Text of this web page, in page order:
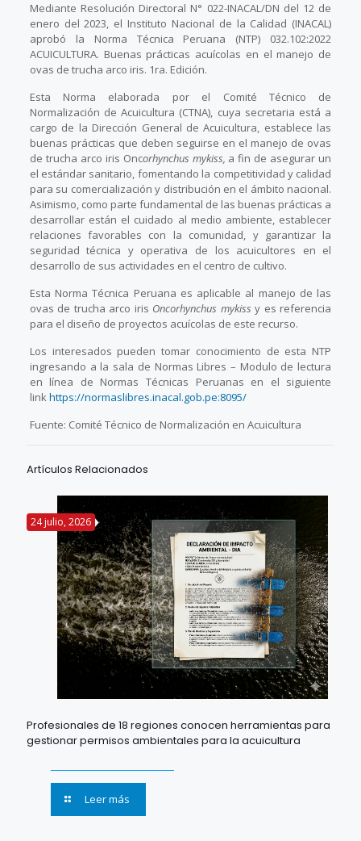
Mediante Resolución Directoral N° 022-INACAL/DN del 12 de
enero del 2023, el Instituto Nacional de la Calidad (INACAL)
aprobó la Norma Técnica Peruana (NTP) 032.102:2022
ACUICULTURA. Buenas prácticas acuícolas en el manejo de
ovas de trucha arco iris. 1ra. Edición.
Esta Norma elaborada por el Comité Técnico de
Normalización de Acuicultura (CTNA), cuya secretaria está a
cargo de la Dirección General de Acuicultura, establece las
buenas prácticas que deben seguirse en el manejo de ovas
de trucha arco iris Oncorhynchus mykiss, a fin de asegurar un
el estándar sanitario, fomentando la competitividad y calidad
para su comercialización y distribución en el ámbito nacional.
Asimismo, como parte fundamental de las buenas prácticas a
desarrollar están el cuidado al medio ambiente, establecer
relaciones favorables con la comunidad, y garantizar la
seguridad técnica y operativa de los acuicultores en el
desarrollo de sus actividades en el centro de cultivo.
Esta Norma Técnica Peruana es aplicable al manejo de las
ovas de trucha arco iris Oncorhynchus mykiss y es referencia
para el diseño de proyectos acuícolas de este recurso.
Los interesados pueden tomar conocimiento de esta NTP
ingresando a la sala de Normas Libres – Modulo de lectura
en línea de Normas Técnicas Peruanas en el siguiente
linkhttps://normaslibres.inacal.gob.pe:8095/
Fuente: Comité Técnico de Normalización en Acuicultura
Artículos Relacionados
24 julio, 2026
Profesionales de 18 regiones conocen herramientas para
gestionar permisos ambientales para la acuicultura
Leer más